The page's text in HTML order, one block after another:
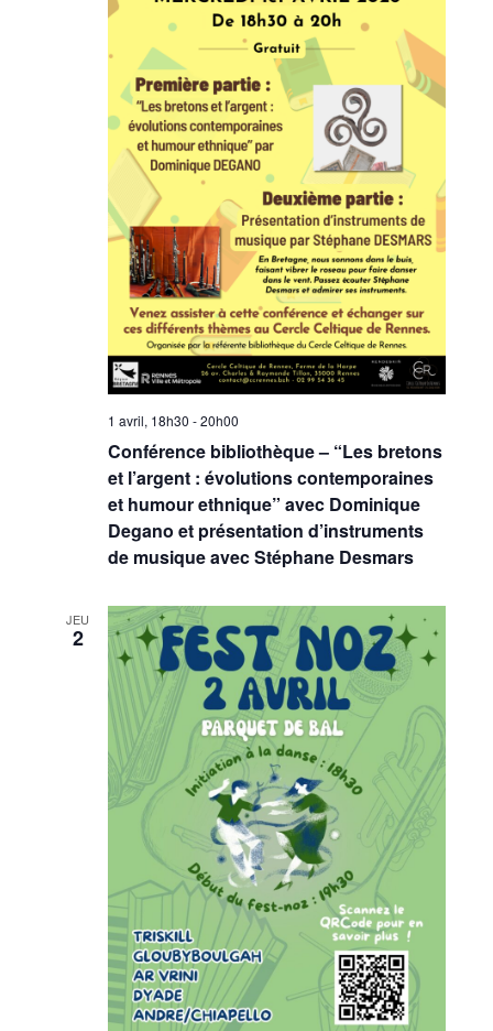
1 avril, 18h30 -20h00
Conférence bibliothèque – “Les bretons
et l’argent : évolutions contemporaines
et humour ethnique” avec Dominique
Degano et présentation d’instruments
de musique avec Stéphane Desmars
JEU
2